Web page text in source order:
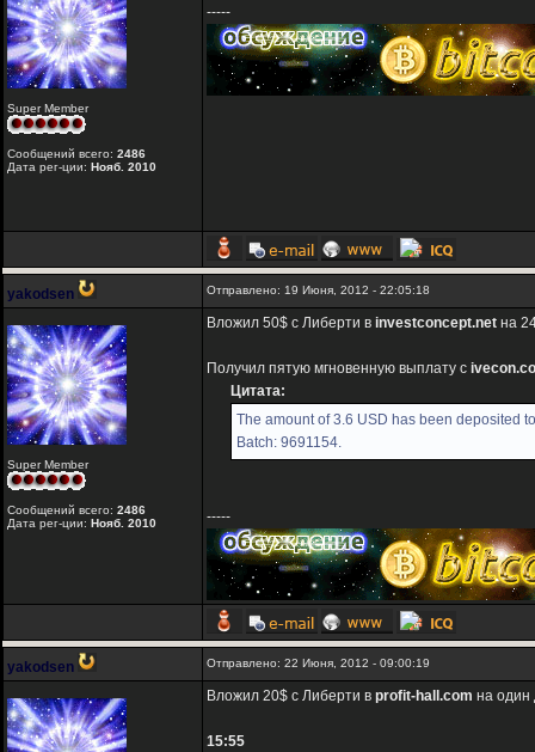
Super Member
Сообщений всего: 2486
Дата рег-ции: Нояб. 2010
-----
yakodsen Отправлено: 19 Июня, 2012 - 22:05:18
Super Member
Сообщений всего: 2486
Дата рег-ции: Нояб. 2010
Вложил 50$ с Либерти в investconcept.net на
Получил пятую мгновенную выплату с
Цитата:
The amount of 3.6 USD has been deposited
Batch: 9691154.
-----
yakodsen Отправлено: 22 Июня, 2012 - 09:00:19
Вложил 20$ с Либерти в profit-hall.com на один
15:55